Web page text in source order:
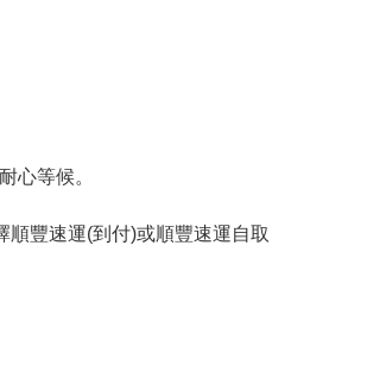
心等候。
豐速運(到付)或順豐速運自取